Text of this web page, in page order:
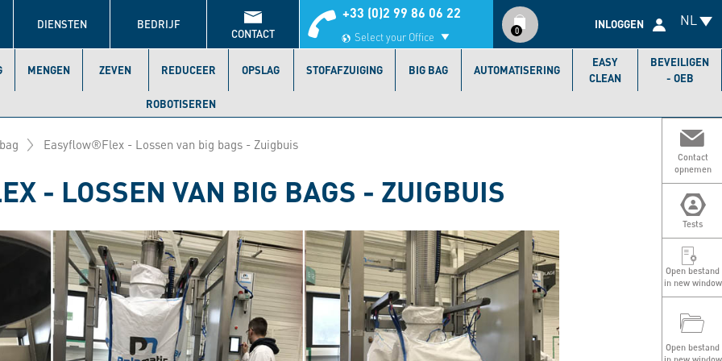
NL
DIENSTEN BEDRIJF
CONTACT
+33 (0)2 99 86 06 22
Select your Office 0
utilisateur
INLOGGEN
MENGEN ZEVEN REDUCEER OPSLAG STOFAFZUIGING BIG BAG AUTOMATISERING
EASY
CLEAN
BEVEILIGEN
- OEB
ROBOTISEREN
Contact
opnemen
Tests
Open bestand
in new window
Open bestand
Easyflow®Flex - Lossen van big bags - Zuigbuis
- LOSSEN VAN BIG BAGS - ZUIGBUIS